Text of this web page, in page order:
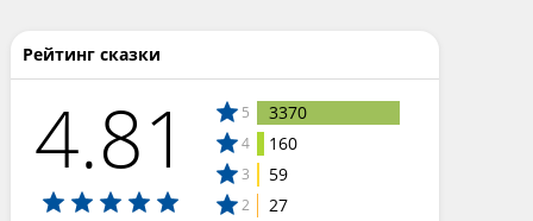
Рейтинг сказки
4.81 5 3370
4 160
3 59
2 27